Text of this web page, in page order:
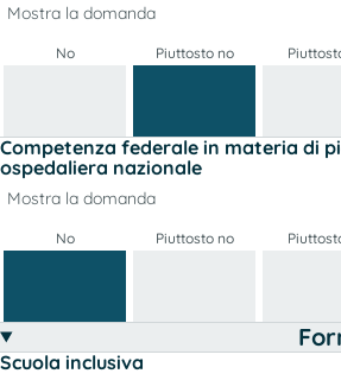
Mostra la domanda
No Piuttosto no
Competenza federale in materia di
ospedaliera nazionale
Mostra la domanda
No Piuttosto no
Scuola inclusiva